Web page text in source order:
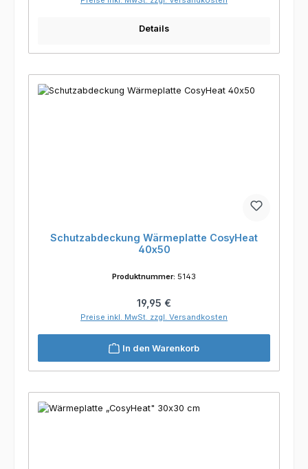
Details
Schutzabdeckung Wärmeplatte CosyHeat
40x50
Produktnummer: 5143
Regulärer Preis:
19,95 €
Preise inkl. MwSt. zzgl. Versandkosten
In den Warenkorb